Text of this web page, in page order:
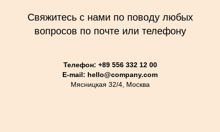
Свяжитесь с нами по поводу любых
вопросов по почте или телефону
Телефон: +89 556 332 12 00
E-mail: hello@company.com
Мясницкая 32/4, Москва